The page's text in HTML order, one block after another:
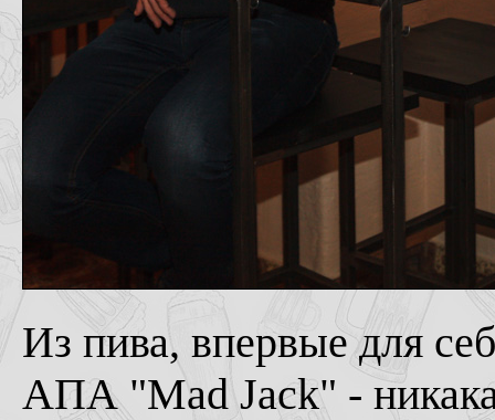
Из пива, впервые для
АПА "Mad Jack" -